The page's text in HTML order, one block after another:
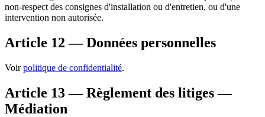
non-respect des consignes d'installation ou d'entretien, ou d'une
intervention non autorisée.
Article 12 — Données personnelles
Voirpolitique de confidentialité.
Article 13 — Règlement des litiges —
Médiation